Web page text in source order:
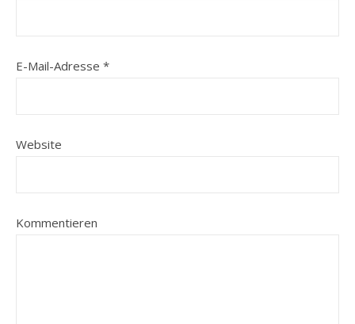
E-Mail-Adresse *
Website
Kommentieren